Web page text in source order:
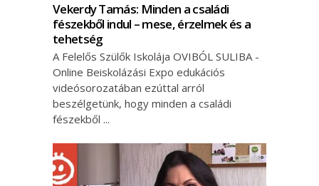
Vekerdy Tamás: Minden a családi
fészekből indul – mese, érzelmek és a
tehetség
A Felelős Szülők Iskolája OVIBÓL SULIBA -
Online Beiskolázási Expo edukációs
videósorozatában ezúttal arról
beszélgetünk, hogy minden a családi
fészekből